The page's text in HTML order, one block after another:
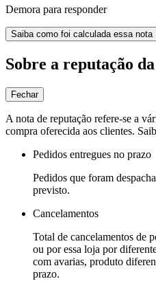
Demora para responder
Saiba como foi calculada essa nota
Sobre a reputação
Fechar
A nota de reputação refere-se a
compra oferecida aos clientes.
Pedidos entregues no prazo
Pedidos que foram
previsto.
Cancelamentos
Total de cancelamentos de
ou por essa loja por
com avarias, produto
prazo.